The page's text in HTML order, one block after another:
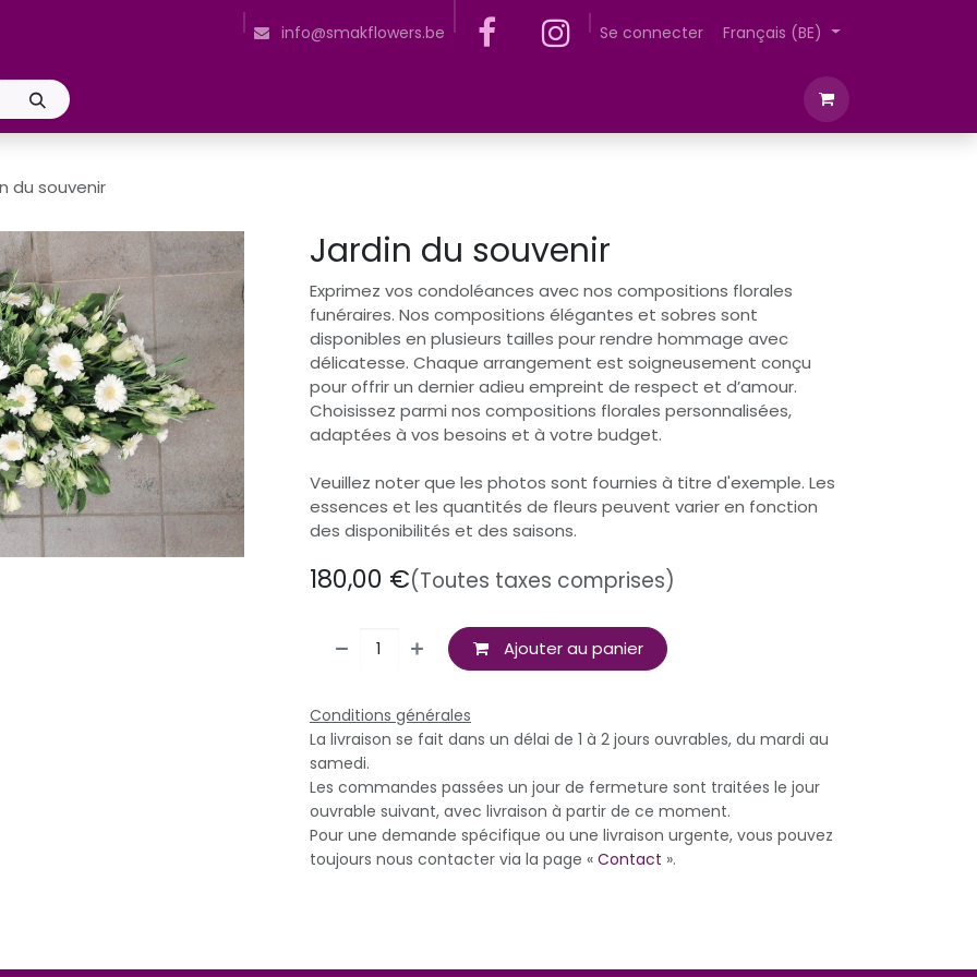
Entretient des fleurs coupées Entretient des plantes A propos de nous
info@smakflowers.be Se connecter Français (BE)
du souvenir
Jardin du souvenir
Exprimez vos condoléances avec nos compositions florales
funéraires. Nos compositions élégantes et sobres sont
disponibles en plusieurs tailles pour rendre hommage avec
délicatesse. Chaque arrangement est soigneusement conçu
pour offrir un dernier adieu empreint de respect et d’amour.
Choisissez parmi nos compositions florales personnalisées,
adaptées à vos besoins et à votre budget.
Veuillez noter que les photos sont fournies à titre d'exemple. Les
essences et les quantités de fleurs peuvent varier en fonction
des disponibilités et des saisons.
180,00 €(Toutes taxes comprises)
Ajouter au panier
Conditions générales
La livraison se fait dans un délai de 1 à 2 jours ouvrables, du mardi au
samedi.
Les commandes passées un jour de fermeture sont traitées le jour
ouvrable suivant, avec livraison à partir de ce moment.
Pour une demande spécifique ou une livraison urgente, vous pouvez
toujours nous contacter via la page « Contact ».